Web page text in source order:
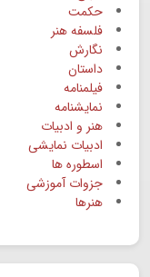
حکمت
فلسفه هنر
نگارش
داستان
فیلمنامه
نمایشنامه
هنر و ادبیات
ادبیات نمایشی
اسطوره ها
جزوات آموزشی
هنرها